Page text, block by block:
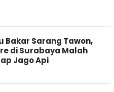
Bakar Sarang Tawon,
di Surabaya Malah
Jago Api